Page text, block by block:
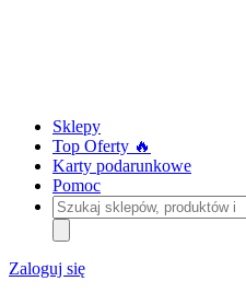
Sklepy
Top Oferty 🔥
Karty podarunkowe
Pomoc
Szukaj
sklepów,
produktów
i
kategorii
Zaloguj się